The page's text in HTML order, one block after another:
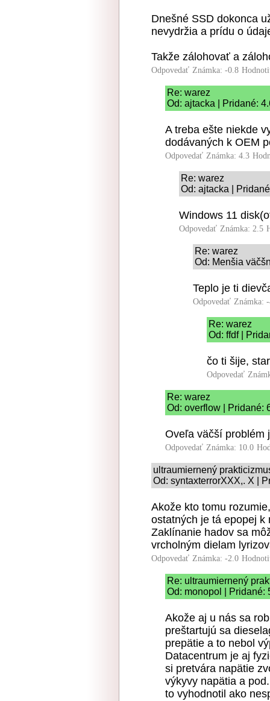
Dnešné SSD dokonca
nevydržia a prídu o
Takže zálohovať a
Odpovedať Známka: -0.8
Re: warez
Od: ajtacka | Pridané:
A treba ešte niekde
dodávaných k OEM
Odpovedať Známka: 4.3
Re: warez
Od: ajtacka |
Windows 11
Odpovedať Známka: 2.5
Re: warez
Od: Menšia
Teplo je ti
Odpovedať Známka:
Re: warez
Od: ffdf |
čo ti šije,
Odpovedať
Re: warez
Od: overflow | Pridané:
Oveľa väčší problém
Odpovedať Známka: 10.0
ultraumiernený
Od: syntaxterrorXXX,. X |
Akože kto tomu
ostatných je tá epopej k
Zaklínanie hadov sa
vrcholným dielam
Odpovedať Známka: -2.0
Re: ultraumiernený
Od: monopol | Pridané:
Akože aj u nás sa
preštartujú sa
prepätie a to nebol
Datacentrum je aj
si pretvára napätie
výkyvy napätia a
to vyhodnotil ako